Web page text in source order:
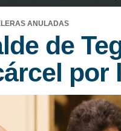
ANULADAS
de
por